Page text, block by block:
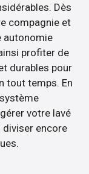
Dès
compagnie et
autonomie
profiter de
durables pour
tout temps. En
votre lavé
encore